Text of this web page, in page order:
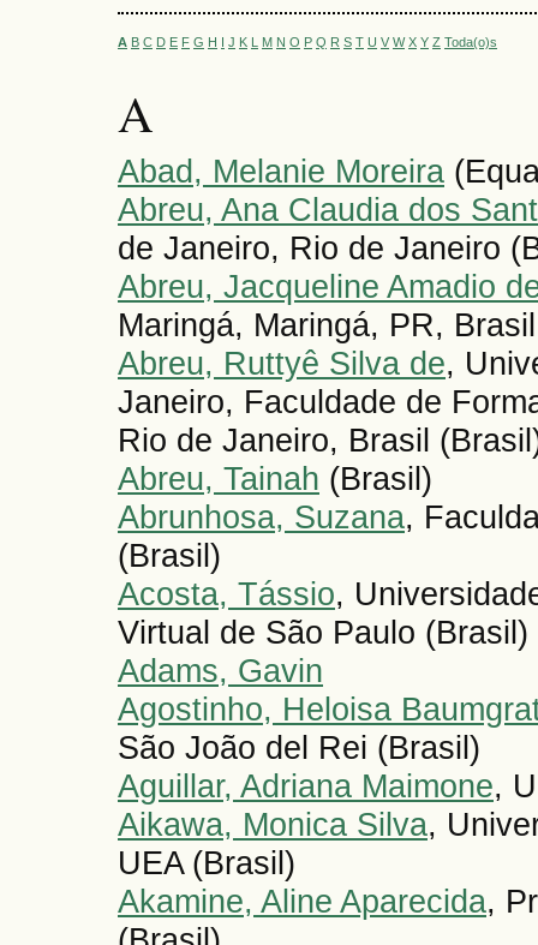
A B C D E F G H I J K L M N O P Q R S T U V W X Y Z Toda(o)s
A
Abad, Melanie Moreira
Abreu, Ana Claudia dos
de Janeiro, Rio de Janeiro
Abreu, Jacqueline Amadio
Maringá, Maringá, PR,
Abreu, Ruttyê Silva de,
Janeiro, Faculdade de
Rio de Janeiro, Brasil
Abreu, Tainah (Brasil)
Abrunhosa, Suzana,
(Brasil)
Acosta, Tássio,
Virtual de São Paulo (Brasil)
Adams, Gavin
Agostinho, Heloisa
São João del Rei (Brasil)
Aguillar, Adriana Maimone,
Aikawa, Monica Silva,
UEA (Brasil)
Akamine, Aline Aparecida,